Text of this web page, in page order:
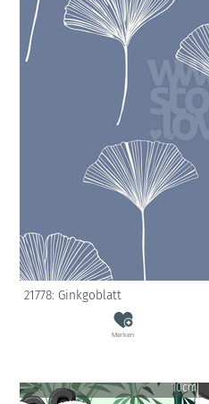
21778: Ginkgoblatt
Merken
10cm